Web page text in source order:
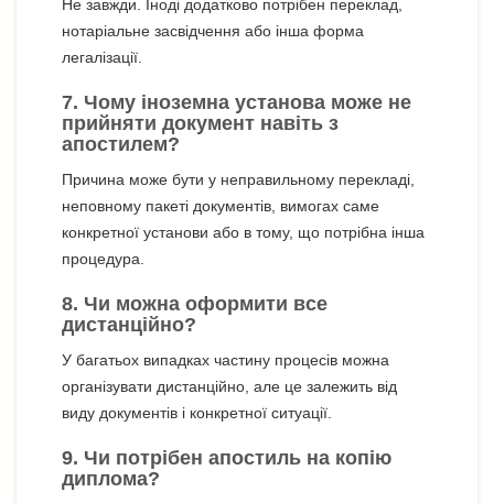
Не завжди. Іноді додатково потрібен переклад,
нотаріальне засвідчення або інша форма
легалізації.
7. Чому іноземна установа може не
прийняти документ навіть з
апостилем?
Причина може бути у неправильному перекладі,
неповному пакеті документів, вимогах саме
конкретної установи або в тому, що потрібна інша
процедура.
8. Чи можна оформити все
дистанційно?
У багатьох випадках частину процесів можна
організувати дистанційно, але це залежить від
виду документів і конкретної ситуації.
9. Чи потрібен апостиль на копію
диплома?